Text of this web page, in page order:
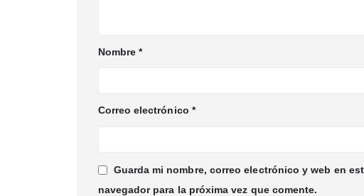
Nombre *
Correo electrónico *
Guarda mi nombre, correo electrónico y web en
navegador para la próxima vez que comente.